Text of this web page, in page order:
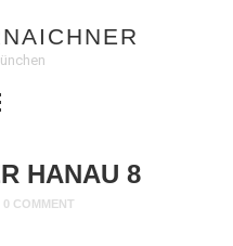
HANAU 8
0 COMMENT